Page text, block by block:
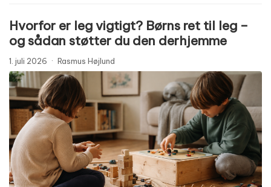
Hvorfor er leg vigtigt? Børns ret til leg –
og sådan støtter du den derhjemme
1. juli 2026 · Rasmus Højlund